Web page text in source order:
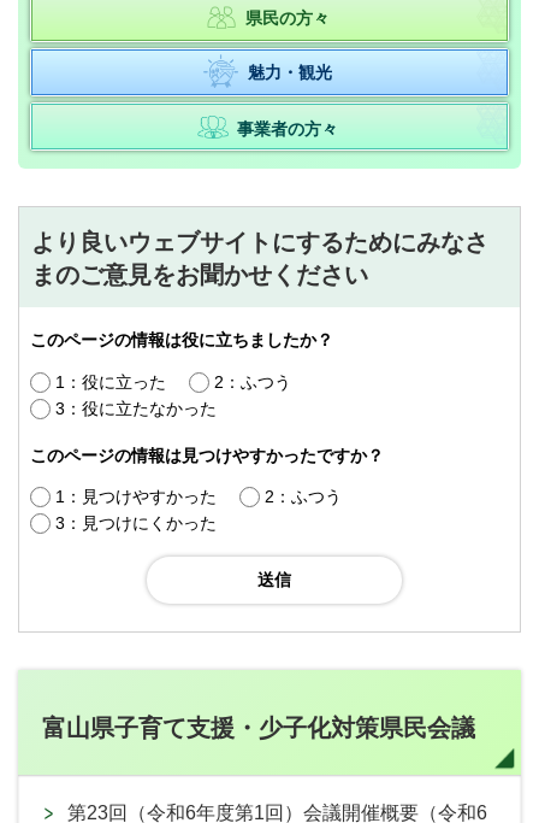
県民の方々
魅力・観光
事業者の方々
より良いウェブサイトにするためにみなさ
まのご意見をお聞かせください
このページの情報は役に立ちましたか？
1：役に立った
2：ふつう
3：役に立たなかった
このページの情報は見つけやすかったですか？
1：見つけやすかった
2：ふつう
3：見つけにくかった
富山県子育て支援・少子化対策県民会議
第23回（令和6年度第1回）会議開催概要（令和6